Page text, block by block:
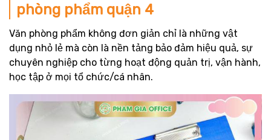
phòng phẩm quận 4
Văn phòng phẩm không đơn giản chỉ là những vật
dụng nhỏ lẻ mà còn là nền tảng bảo đảm hiệu quả, sự
chuyên nghiệp cho từng hoạt động quản trị, vận hành,
học tập ở mọi tổ chức/cá nhân.